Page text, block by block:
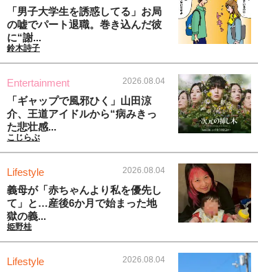
「男子大学生を誘惑してる」お局
の嘘でパート退職。巻き込んだ彼
に“謝...
鈴木詩子
Entertainment 2026.08.04
「ギャップで風邪ひく」山田涼
介、王道アイドルから“病みきっ
た悲壮感...
こじらぶ
Lifestyle 2026.08.04
義母が「赤ちゃんより私を優先し
て」と…産後6か月で始まった地
獄の義...
姫野桂
Lifestyle 2026.08.04